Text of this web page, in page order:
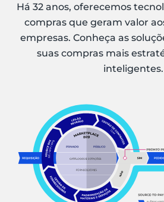
Há 32 anos, oferecemos
compras que geram valor
empresas. Conheça as
suas compras mais
inteligentes.